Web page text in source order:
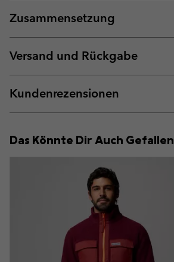
Zusammensetzung
Versand und Rückgabe
Kundenrezensionen
Das Könnte Dir Auch Gefallen